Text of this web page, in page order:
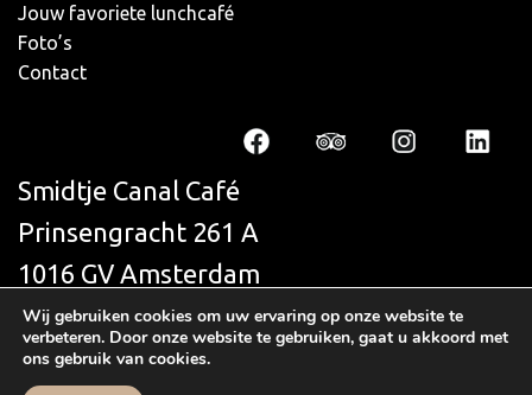
Jouw favoriete lunchcafé
Foto’s
Contact
Smidtje Canal Café
Prinsengracht 261 A
1016 GV Amsterdam
+31 (0)20 623 9991
info@smidtjecanalcafe.nl
Wij gebruiken cookies om uw ervaring op onze website te
verbeteren. Door onze website te gebruiken, gaat u akkoord met
ons gebruik van cookies.